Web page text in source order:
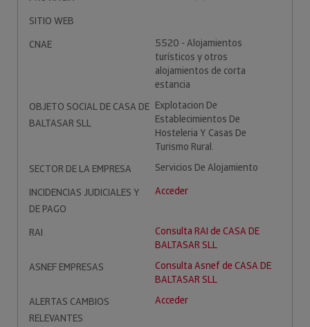
SITIO WEB
CNAE
5520 - Alojamientos
turísticos y otros
alojamientos de corta
estancia
OBJETO SOCIAL DE CASA DE
BALTASAR SLL
Explotacion De
Establecimientos De
Hosteleria Y Casas De
Turismo Rural.
SECTOR DE LA EMPRESA
Servicios De Alojamiento
INCIDENCIAS JUDICIALES Y
DE PAGO
Acceder
RAI
Consulta RAI de CASA DE
BALTASAR SLL
ASNEF EMPRESAS
Consulta Asnef de CASA DE
BALTASAR SLL
ALERTAS CAMBIOS
RELEVANTES
Acceder